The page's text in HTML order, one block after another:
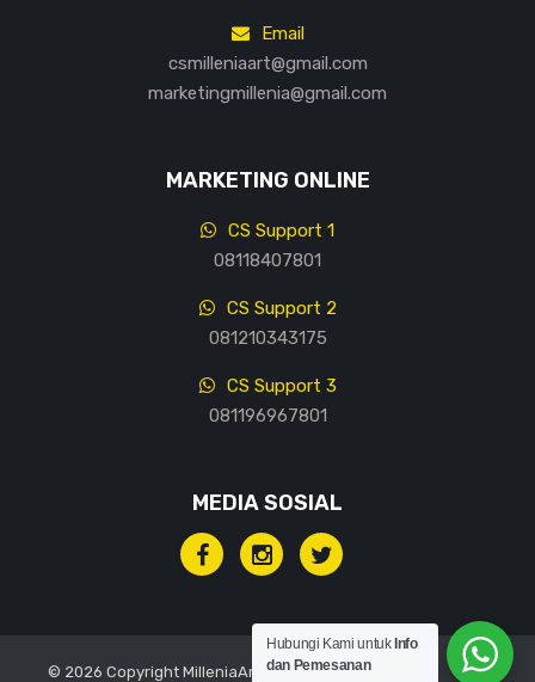
Email
csmilleniaart@gmail.com
marketingmillenia@gmail.com
MARKETING ONLINE
CS Support 1
08118407801
CS Support 2
081210343175
CS Support 3
081196967801
MEDIA SOSIAL
© 2026 Copyright MilleniaArt, All rights reserved.
Hubungi Kami untuk Info
dan Pemesanan